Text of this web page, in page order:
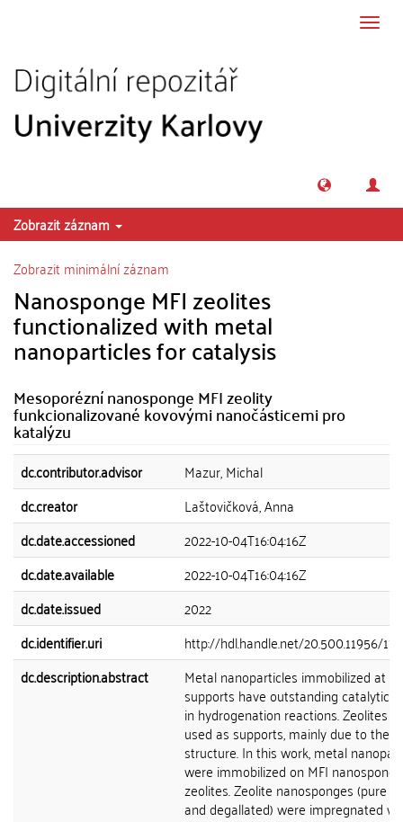
Zobrazit záznam
Zobrazit minimální záznam
Nanosponge MFI zeolites
functionalized with metal
nanoparticles for catalysis
Mesoporézní nanosponge MFI zeolity
funkcionalizované kovovými nanočásticemi pro
katalýzu
dc.contributor.advisor
Mazur, Michal
dc.creator
Laštovičková, Anna
dc.date.accessioned
2022-10-04T16:04:16Z
dc.date.available
2022-10-04T16:04:16Z
dc.date.issued
2022
dc.identifier.uri
http://hdl.handle.net/20.500.11956/
dc.description.abstract
Metal nanoparticles immobilized at
supports have outstanding catalytic
in hydrogenation reactions. Zeolites
used as supports, mainly due to their
structure. In this work, metal
were immobilized on MFI nanosponge
zeolites. Zeolite nanosponges (pure
and degallated) were impregnated